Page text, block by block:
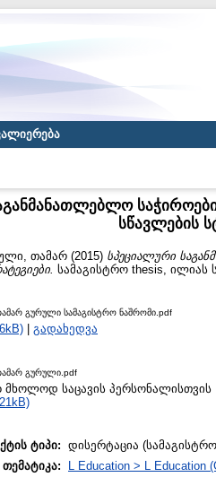
სწავლების
თამარ (2015) სპეციალური
სამაგისტრო thesis, ილიას
გურული სამაგისტრო ნაშრომი.pdf
| გადახედვა
გურული.pdf
მხოლოდ საცავის პერსონალისთვის
ტიპი: დისერტაცია
თემატიკა:
L Education > L Education